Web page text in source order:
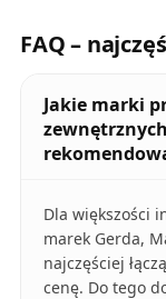
FAQ –
Jakie marki
Dla większości
marek Gerda,
najczęściej
cenę. Do tego